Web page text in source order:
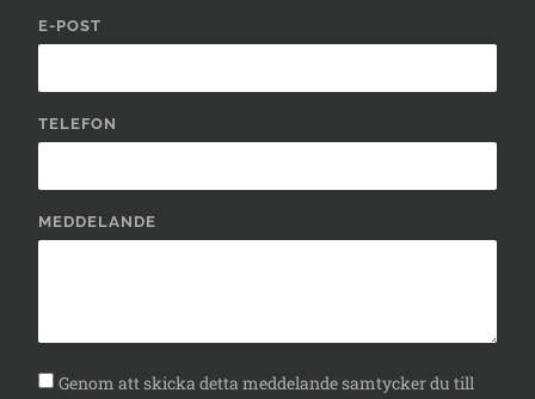
E-POST
TELEFON
MEDDELANDE
Genom att skicka detta meddelande samtycker du till